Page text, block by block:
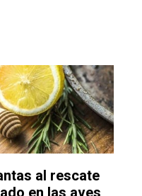
al rescate